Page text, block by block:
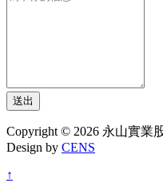
送出
Copyright © 2026 永山實業
Design by CENS
↑